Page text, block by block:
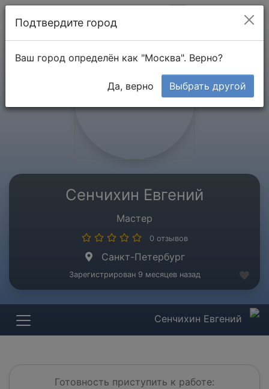
Сенчихин Евгений
Мастер
0 отзывов
Санкт-Петербург
Зарегистрирован 9 месяцев назад
Сенчихин Евгений
Готовность приступить к работе:
Подтвердите город
Ваш город определён как "Москва". Верно?
Да, верно Выбрать другой